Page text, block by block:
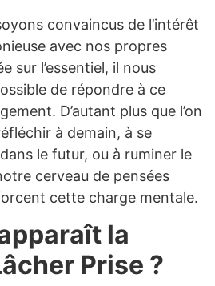
convaincus de l’intérêt
avec nos propres
sur l’essentiel, il nous
de répondre à ce
D’autant plus que l’on
à demain, à se
le futur, ou à ruminer le
cerveau de pensées
cette charge mentale.
la
Prise ?